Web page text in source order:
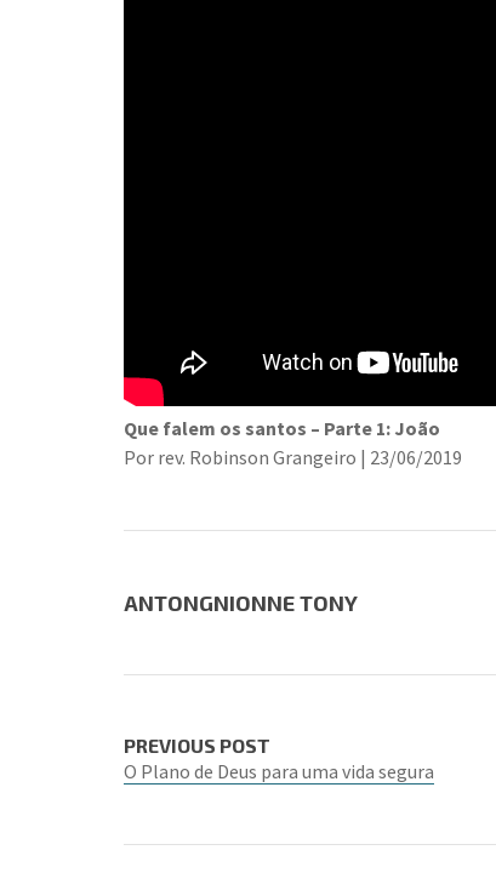
Que falem os santos – Parte 1: João
Por rev. Robinson Grangeiro | 23/06/2019
ANTONGNIONNE TONY
PREVIOUS POST
O Plano de Deus para uma vida segura